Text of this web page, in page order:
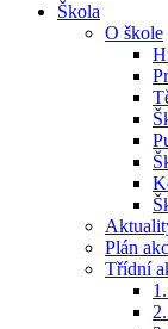
Škola
O škole
Plán
Třídní